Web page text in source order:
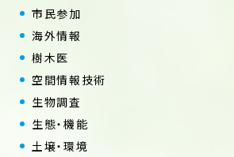
市民参加
海外情報
樹木医
空間情報技術
生物調査
生態・機能
土壌・環境